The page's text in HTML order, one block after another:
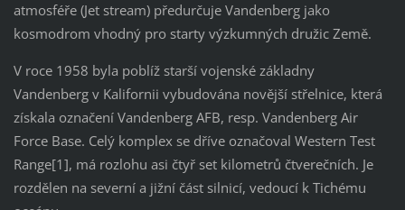
atmosféře (Jet stream) předurčuje Vandenberg jako
kosmodrom vhodný pro starty výzkumných družic Země.
V roce 1958 byla poblíž starší vojenské základny
Vandenberg v Kalifornii vybudována novější střelnice, která
získala označení Vandenberg AFB, resp. Vandenberg Air
Force Base. Celý komplex se dříve označoval Western Test
Range[1], má rozlohu asi čtyř set kilometrů čtverečních. Je
rozdělen na severní a jižní část silnicí, vedoucí k Tichému